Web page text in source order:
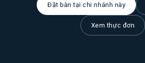
Đặt bàn tại chi nhánh này
Xem thực đơn